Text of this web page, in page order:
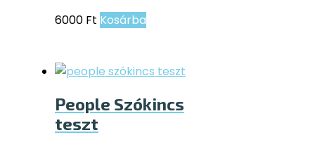
6000 Ft Kosárba
People Szókincs
teszt